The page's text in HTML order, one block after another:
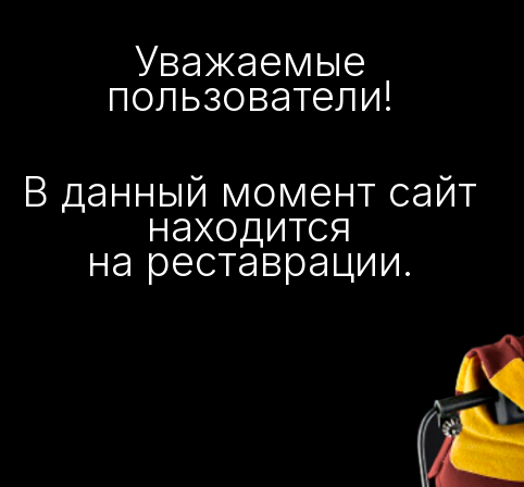
Уважаемые
пользователи!
В данный момент сайт
находится
на реставрации.